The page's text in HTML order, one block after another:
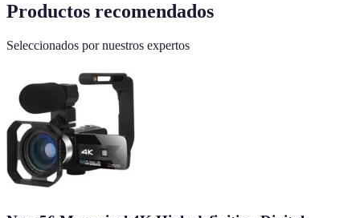
Productos recomendados
Seleccionados por nuestros expertos